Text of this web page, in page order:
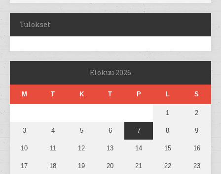
Tulokset
Elokuu 2026
M T K T P L S
1 2
3 4 5 6 7 8 9
10 11 12 13 14 15 16
17 18 19 20 21 22 23